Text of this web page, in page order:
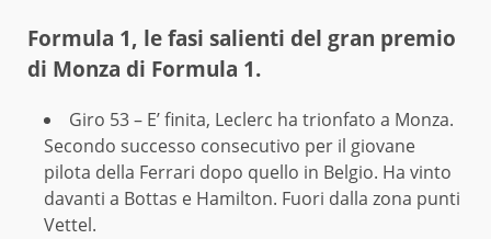
Formula 1, le fasi salienti del gran premio
di Monza di Formula 1.
Giro 53 – E’ finita, Leclerc ha trionfato a Monza.
Secondo successo consecutivo per il giovane
pilota della Ferrari dopo quello in Belgio. Ha vinto
davanti a Bottas e Hamilton. Fuori dalla zona punti
Vettel.